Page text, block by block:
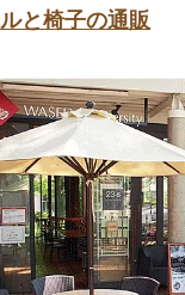
ルと椅子の通販